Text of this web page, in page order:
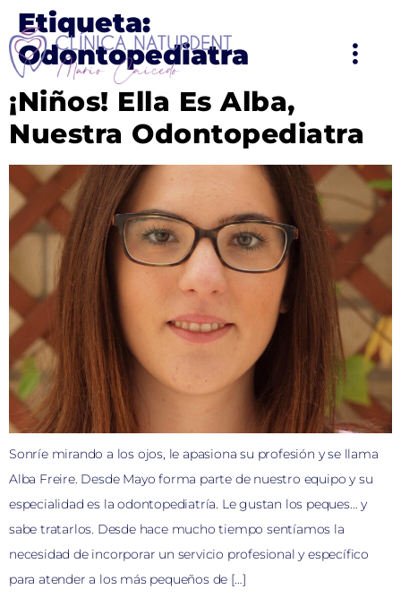
Etiqueta:
Odontopediatra
¡Niños! Ella Es Alba,
Nuestra Odontopediatra
Sonríe mirando a los ojos, le apasiona su profesión y se llama
Alba Freire. Desde Mayo forma parte de nuestro equipo y su
especialidad es la odontopediatría. Le gustan los peques… y
sabe tratarlos. Desde hace mucho tiempo sentíamos la
necesidad de incorporar un servicio profesional y específico
para atender a los más pequeños de […]